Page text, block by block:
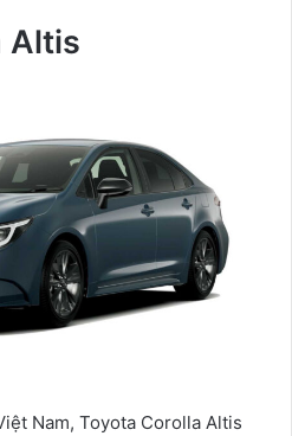
Altis
Nam, Toyota Corolla Altis